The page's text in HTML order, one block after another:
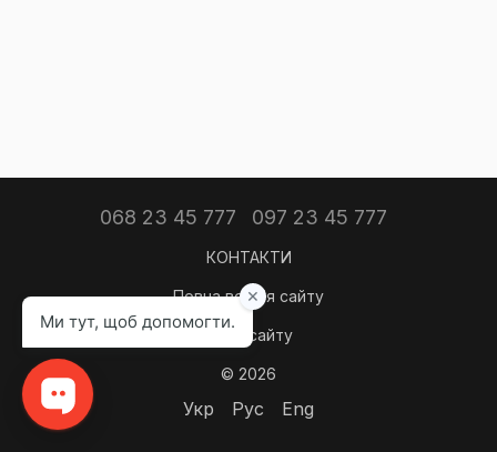
068 23 45 777 097 23 45 777
КОНТАКТИ
Повна версія сайту
Мапа сайту
© 2026
Укр Рус Eng